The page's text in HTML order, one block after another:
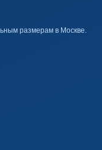
размерам в Москве.